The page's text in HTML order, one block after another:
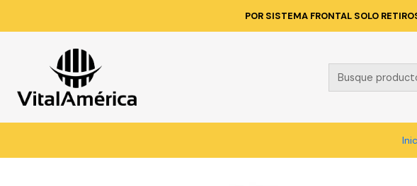
POR SISTEMA FRONTAL SOLO
Inicio Catálogo SEGURIDAD